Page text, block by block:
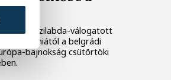
ifjúsági kézilabda-válogatott
Szlovéniától a belgrádi
bajnokság csütörtöki